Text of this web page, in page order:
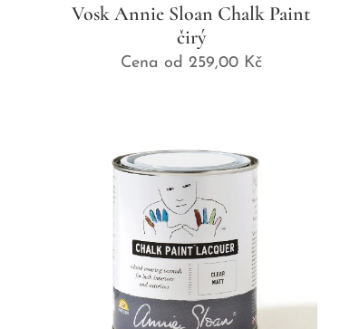
Vosk Annie Sloan Chalk Paint
čirý
Cena od 259,00Kč